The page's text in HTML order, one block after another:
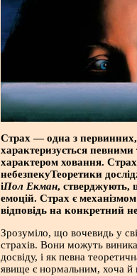
Страх — одна з первинних,
характеризується певними
характером ховання.
небезпекуТеоретики
іПол Екман, стверджують,
емоцій. Страх є
відповідь на конкретний
Зрозуміло, що вочевидь у
страхів. Вони можуть
досвіду, і як певна
явище є нормальним, хоча й